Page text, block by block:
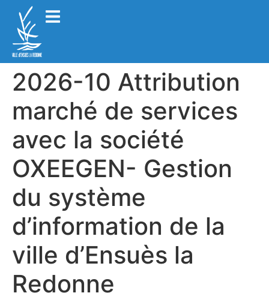
2026-10 Attribution
marché de services
avec la société
OXEEGEN- Gestion
du système
d’information de la
ville d’Ensuès la
Redonne